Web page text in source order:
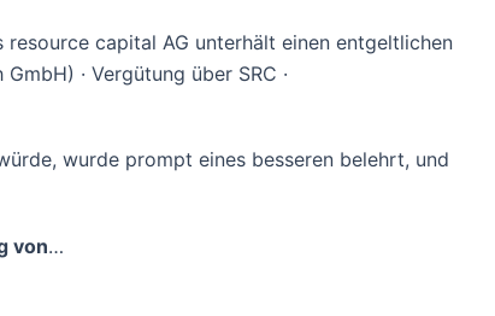
resource capital AG unterhält einen entgeltlichen
· Vergütung über SRC ·
wurde prompt eines besseren belehrt, und
von…